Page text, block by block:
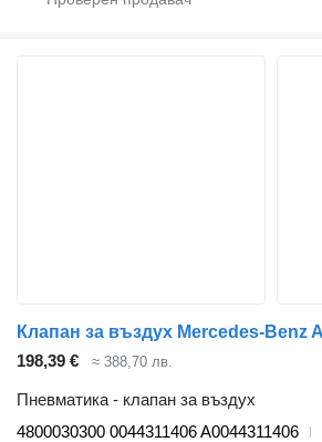
198,39 € ≈ 388,70 лв.
Пневматика - клапан за въздух
4800030300 0044311406 A0044311406